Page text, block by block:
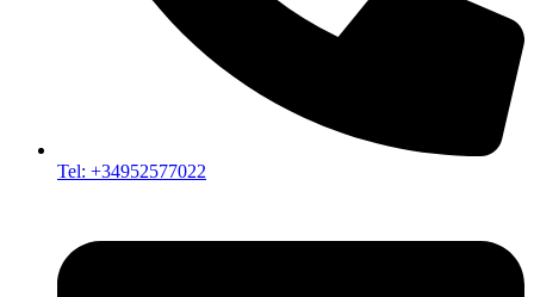
Tel: +34952577022